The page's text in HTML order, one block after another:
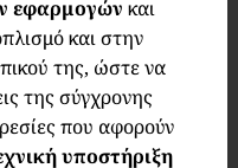
εφαρμογών και
και στην
της, ώστε να
της σύγχρονης
που αφορούν
υποστήριξη